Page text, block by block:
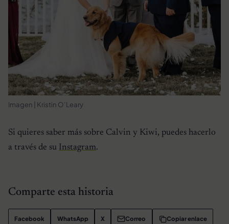
Imagen | Kristin O’Leary
Si quieres saber más sobre Calvin y Kiwi, puedes hacerlo
a través de su Instagram.
Comparte esta historia
Facebook WhatsApp X Correo Copiar enlace